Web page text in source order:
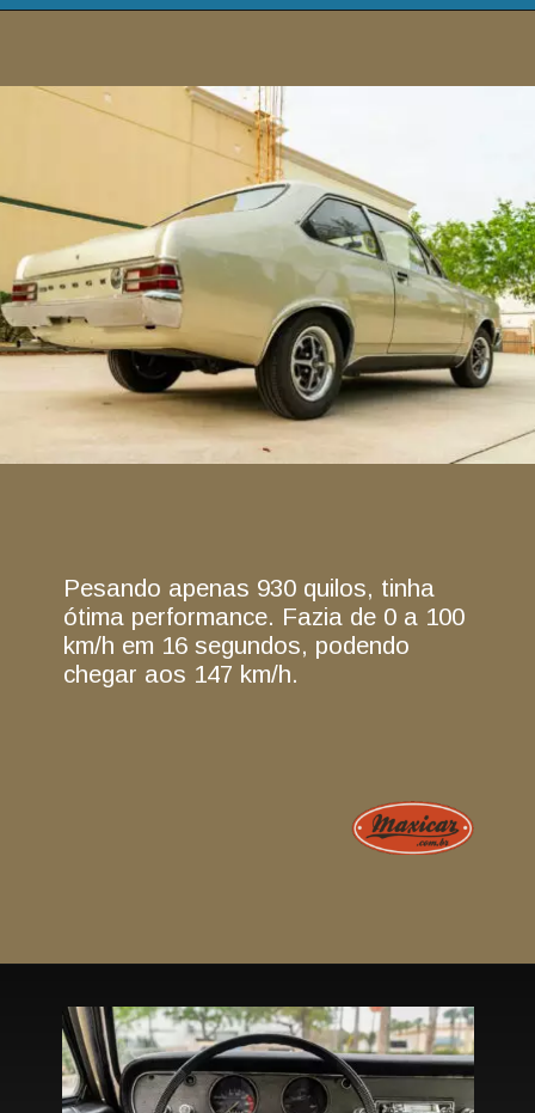
Pesando apenas 930 quilos, tinha
ótima performance. Fazia de 0 a 100
km/h em 16 segundos, podendo
chegar aos 147 km/h.